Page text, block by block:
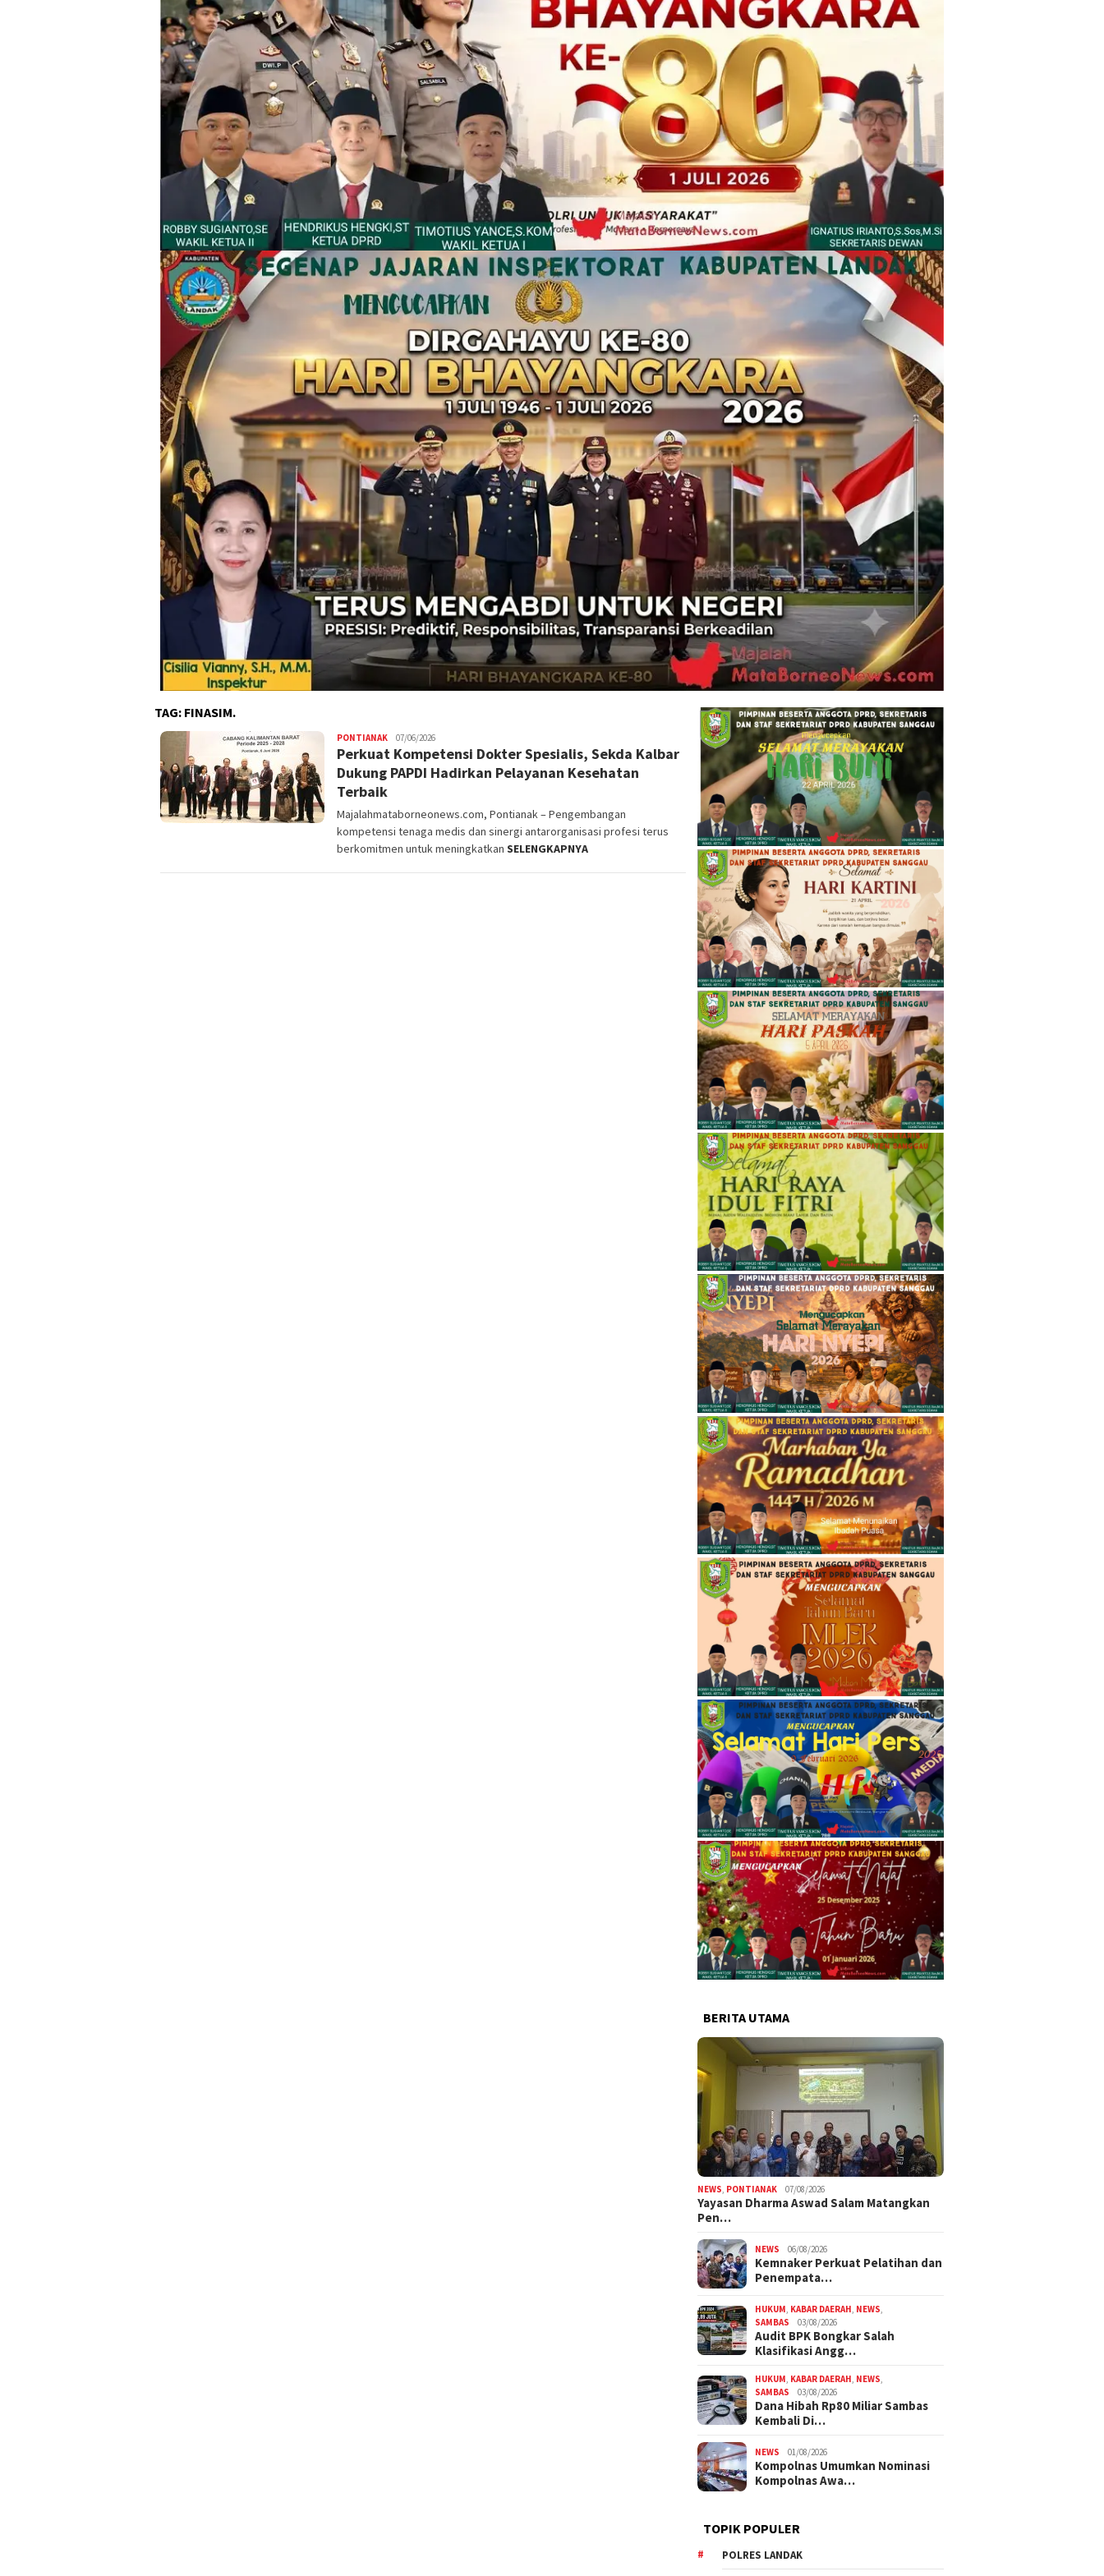
TAG: FINASIM.
PONTIANAK alvinrpk75
rifangga
07/06/2026
Perkuat Kompetensi Dokter Spesialis, Sekda Kalbar
Dukung PAPDI Hadirkan Pelayanan Kesehatan
Terbaik
Majalahmataborneonews.com, Pontianak – Pengembangan
kompetensi tenaga medis dan sinergi antarorganisasi profesi terus
berkomitmen untuk meningkatkan SELENGKAPNYA
BERITA UTAMA
NEWS PONTIANAK 07/08/2026
Yayasan Dharma Aswad Salam Matangkan
Pen…
NEWS 06/08/2026
Kemnaker Perkuat Pelatihan dan
Penempata…
HUKUM KABAR DAERAH NEWS
SAMBAS
03/08/2026
Audit BPK Bongkar Salah
Klasifikasi Angg…
HUKUM KABAR DAERAH NEWS
SAMBAS
03/08/2026
Dana Hibah Rp80 Miliar Sambas
Kembali Di…
NEWS 01/08/2026
Kompolnas Umumkan Nominasi
Kompolnas Awa…
TOPIK POPULER
POLRES LANDAK